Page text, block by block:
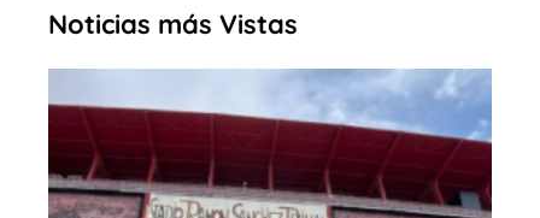
Noticias más Vistas